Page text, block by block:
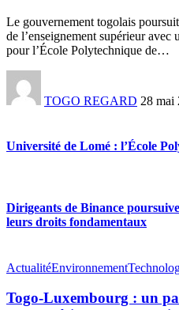
Le gouvernement togolais
de l’enseignement supérieur avec
pour l’École Polytechnique de…
TOGO REGARD 28 mai
Université de Lomé : l’École
Dirigeants de Binance
leurs droits fondamentaux
ActualitéEnvironnement
Togo-Luxembourg : un